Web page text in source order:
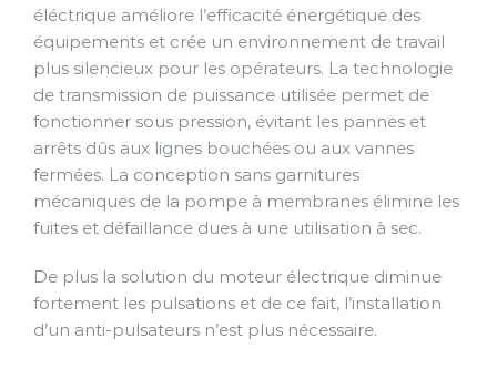
éléctrique améliore l’efficacité énergétique des
équipements et crée un environnement de travail
plus silencieux pour les opérateurs. La technologie
de transmission de puissance utilisée permet de
fonctionner sous pression, évitant les pannes et
arrêts dûs aux lignes bouchées ou aux vannes
fermées. La conception sans garnitures
mécaniques de la pompe à membranes élimine les
fuites et défaillance dues à une utilisation à sec.
De plus la solution du moteur électrique diminue
fortement les pulsations et de ce fait, l’installation
d’un anti-pulsateurs n’est plus nécessaire.